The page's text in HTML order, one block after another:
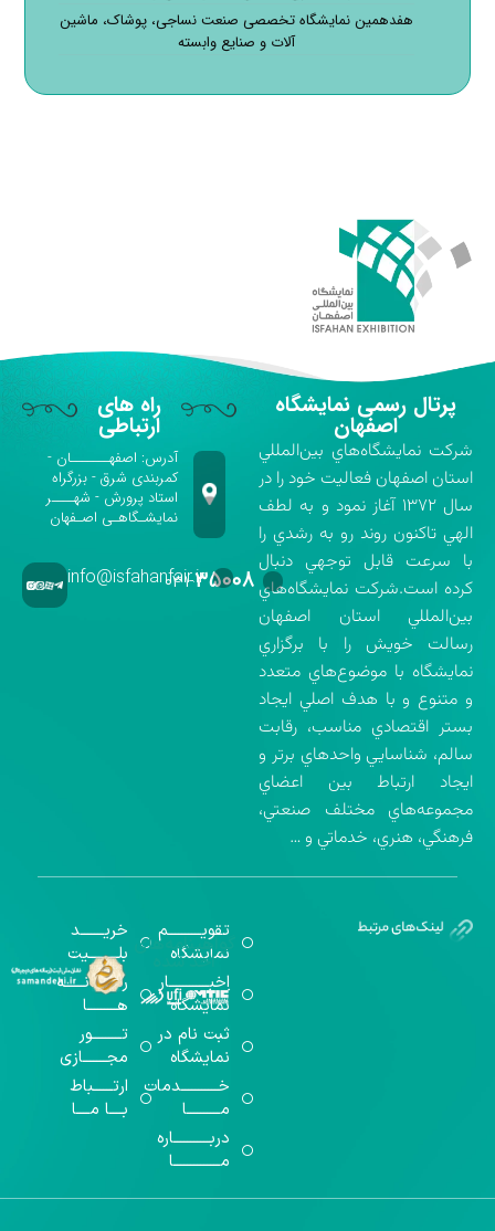
هفدهمین نمایشگاه تخصصی صنعت نساجی، پوشاک، ماشین
آلات و صنایع وابسته
پرتال رسمی نمایشگاه
اصفهان
شركت نمايشگاه‌هاي بين‌المللي
استان اصفهان فعاليت خود را در
سال ۱۳۷۲ آغاز نمود و به لطف
الهي تاكنون روند رو به رشدي را
با سرعت قابل توجهي دنبال
كرده است.شركت نمايشگاه‌هاي
بين‌المللي استان اصفهان
رسالت خويش را با برگزاري
نمايشگاه با موضوع‌هاي متعدد
و متنوع و با هدف اصلي ايجاد
بستر اقتصادي مناسب، رقابت
سالم، شناسايي واحدهاي برتر و
ايجاد ارتباط بين اعضاي
مجموعه‌هاي مختلف صنعتي،
فرهنگي، هنري، خدماتي و …
راه های
ارتباطی
آدرس: اصفهـــــــان -
کمربندی شرق - بزرگراه
استاد پرورش - شهــــر
نمایشـگاهـی اصـفهان
۰۳۱-۳۵۰۰۸info@isfahanfair.ir
تقویــــــــــم
نمایشگاه
اخبــــــــــــار
نمایشگاه
ثبت نام در
نمایشگاه
خـــــــــــدمات
مــــــــــا
دربـــــــــــاره
مــــــــــــــا
خریـــــــد
بلـــــــــیت
رســـــانــــــه
هـــــــــا
تـــــــــور
مجـــــــازی
ارتــــــباط
بــــا مــــا
گواهینامه‌های
اخذ شده